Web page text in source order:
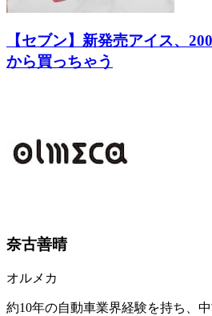
【セブン】新発売アイス、
から買っちゃう
奈古善晴
オルメカ
約10年の自動車業界経験を持ち、